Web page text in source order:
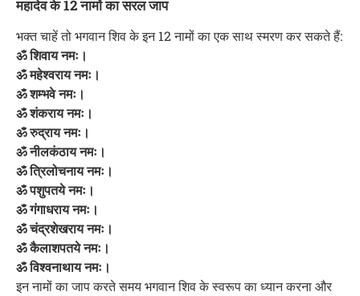
महादेव के 12 नामों का सरल जाप
भक्त चाहें तो भगवान शिव के इन 12 नामों का एक साथ स्मरण कर सकते हैं:
ॐ शिवाय नमः।
ॐ महेश्वराय नमः।
ॐ शम्भवे नमः।
ॐ शंकराय नमः।
ॐ रुद्राय नमः।
ॐ नीलकंठाय नमः।
ॐ त्रिलोचनाय नमः।
ॐ पशुपतये नमः।
ॐ गंगाधराय नमः।
ॐ चंद्रशेखराय नमः।
ॐ कैलाशपतये नमः।
ॐ विश्वनाथाय नमः।
इन नामों का जाप करते समय भगवान शिव के स्वरूप का ध्यान करना और